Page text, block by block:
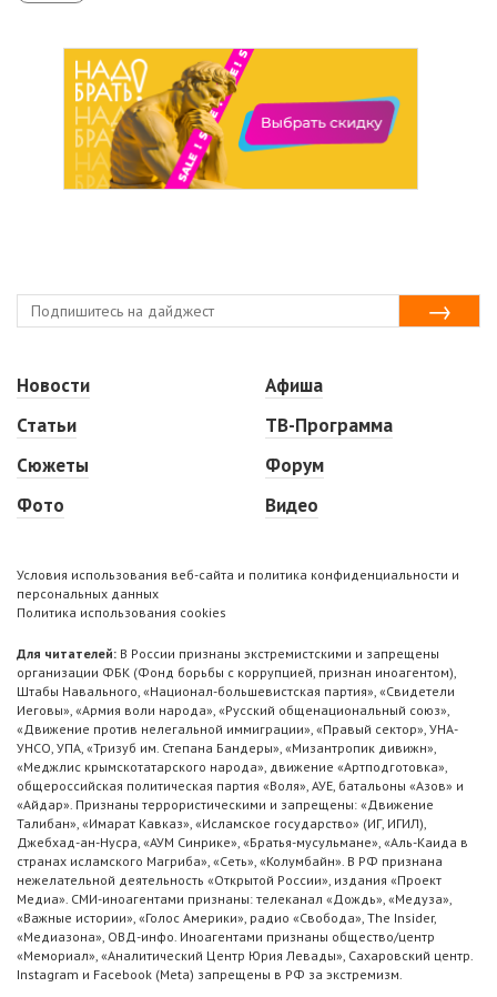
Новости
Статьи
Сюжеты
Фото
Афиша
ТВ-Программа
Форум
Видео
Условия использования веб-сайта и политика конфиденциальности и
персональных данных
Политика использования cookies
Для читателей: В России признаны экстремистскими и запрещены
организации ФБК (Фонд борьбы с коррупцией, признан иноагентом),
Штабы Навального, «Национал-большевистская партия», «Свидетели
Иеговы», «Армия воли народа», «Русский общенациональный союз»,
«Движение против нелегальной иммиграции», «Правый сектор», УНА-
УНСО, УПА, «Тризуб им. Степана Бандеры», «Мизантропик дивижн»,
«Меджлис крымскотатарского народа», движение «Артподготовка»,
общероссийская политическая партия «Воля», АУЕ, батальоны «Азов» и
«Айдар». Признаны террористическими и запрещены: «Движение
Талибан», «Имарат Кавказ», «Исламское государство» (ИГ, ИГИЛ),
Джебхад-ан-Нусра, «АУМ Синрике», «Братья-мусульмане», «Аль-Каида в
странах исламского Магриба», «Сеть», «Колумбайн». В РФ признана
нежелательной деятельность «Открытой России», издания «Проект
Медиа». СМИ-иноагентами признаны: телеканал «Дождь», «Медуза»,
«Важные истории», «Голос Америки», радио «Свобода», The Insider,
«Медиазона», ОВД-инфо. Иноагентами признаны общество/центр
«Мемориал», «Аналитический Центр Юрия Левады», Сахаровский центр.
Instagram и Facebook (Metа) запрещены в РФ за экстремизм.